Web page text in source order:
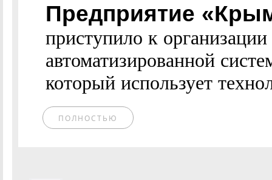
Предприятие
приступило к
автоматизированной
который использует
ПОЛНОСТЬЮ